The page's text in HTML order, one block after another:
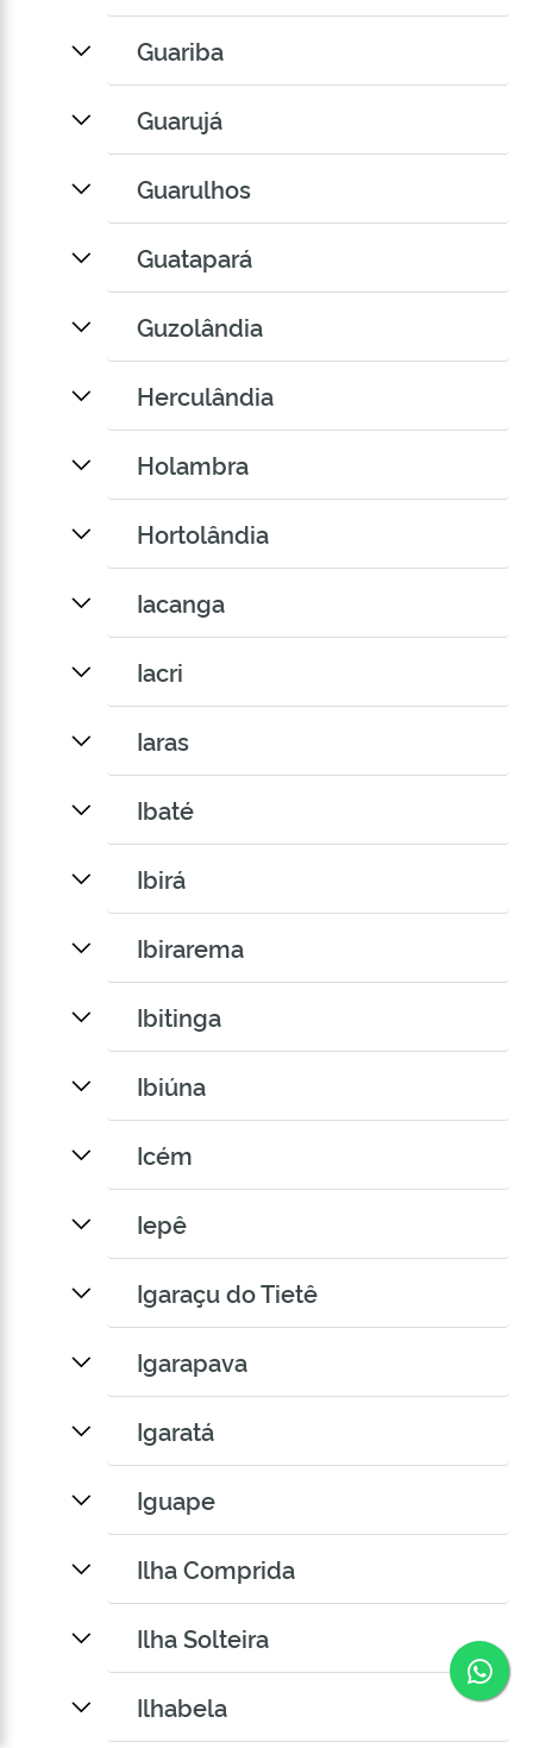
Guariba
Guarujá
Guarulhos
Guatapará
Guzolândia
Herculândia
Holambra
Hortolândia
Iacanga
Iacri
Iaras
Ibaté
Ibirá
Ibirarema
Ibitinga
Ibiúna
Icém
Iepê
Igaraçu do Tietê
Igarapava
Igaratá
Iguape
Ilha Comprida
Ilha Solteira
Ilhabela